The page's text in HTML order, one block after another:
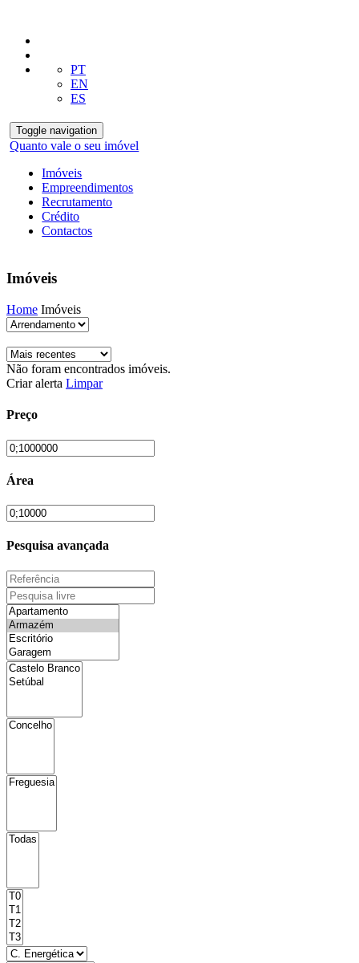
PT
EN
ES
Toggle navigation
Quanto vale o seu imóvel
Imóveis
Empreendimentos
Recrutamento
Crédito
Contactos
Imóveis
Home Imóveis
Não foram encontrados imóveis.
Criar alerta Limpar
Preço
Área
Pesquisa avançada